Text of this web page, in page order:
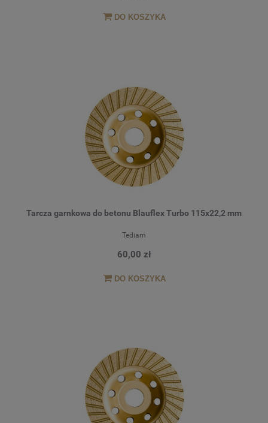
DO KOSZYKA
Tarcza garnkowa do betonu Blauflex Turbo 115x22,2 mm
Tediam
60,00 zł
DO KOSZYKA